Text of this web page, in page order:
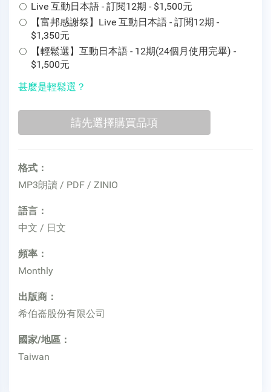
Live 互動日本語 - 訂閱12期 - $1,500元
【富邦感謝祭】Live 互動日本語 - 訂閱12期 -
$1,350元
【輕鬆選】互動日本語 - 12期(24個月使用完畢) -
$1,500元
甚麼是輕鬆選？
格式：
MP3朗讀 / PDF / ZINIO
語言：
中文 / 日文
頻率：
Monthly
出版商：
希伯崙股份有限公司
國家/地區：
Taiwan